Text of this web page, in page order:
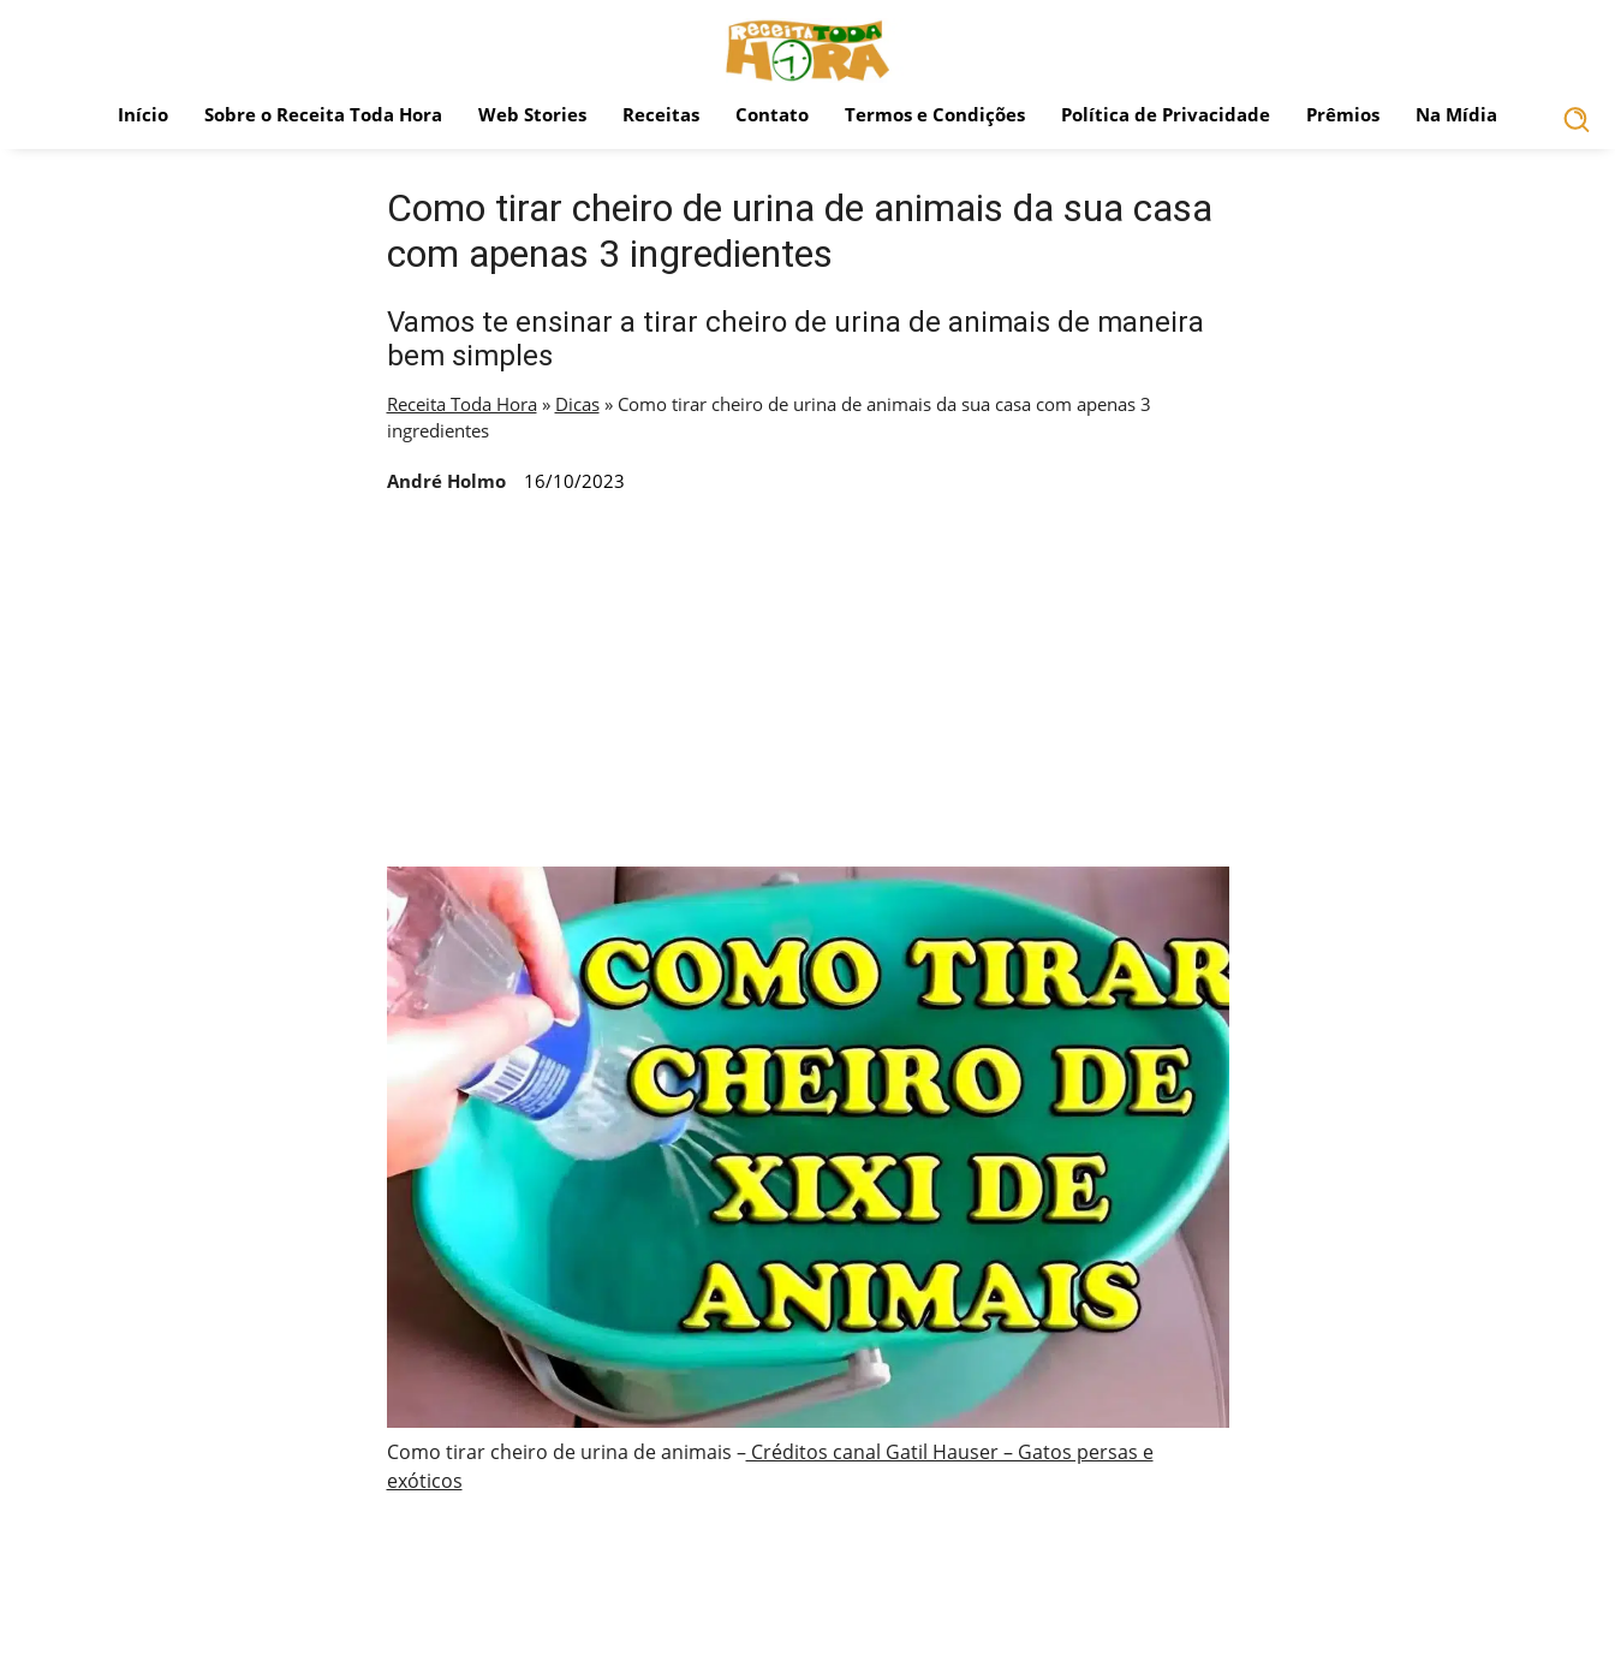
Início Sobre o Receita Toda Hora Web Stories Receitas Contato Termos e Condições Política de Privacidade Prêmios Na Mídia
Como tirar cheiro de urina de animais da sua casa
com apenas 3 ingredientes
Vamos te ensinar a tirar cheiro de urina de animais de maneira
bem simples
Receita Toda Hora» Dicas» Como tirar cheiro de urina de animais da sua casa com apenas 3
ingredientes
André Holmo 16/10/2023
Como tirar cheiro de urina de animais –Créditos canal Gatil Hauser – Gatos persas e
exóticos